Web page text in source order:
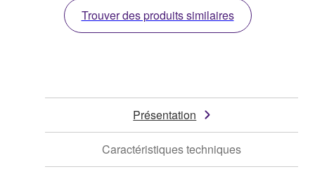
Trouver des produits similaires
Présentation
Caractéristiques techniques